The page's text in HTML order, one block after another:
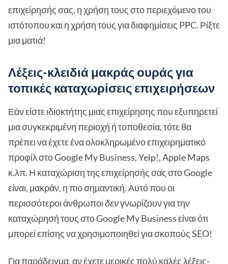
επιχείρησής σας, η χρήση τους στο περιεχόμενο του
ιστότοπου και η χρήση τους για διαφημίσεις PPC. Ρίξτε
μια ματιά!
Λέξεις-κλειδιά μακράς ουράς για
τοπικές καταχωρίσεις επιχειρήσεων
Εάν είστε ιδιοκτήτης μιας επιχείρησης που εξυπηρετεί
μια συγκεκριμένη περιοχή ή τοποθεσία, τότε θα
πρέπει να έχετε ένα ολοκληρωμένο επιχειρηματικό
προφίλ στο Google My Business, Yelp!, Apple Maps
κ.λπ. Η καταχώριση της επιχείρησής σας στο Google
είναι, μακράν, η πιο σημαντική. Αυτό που οι
περισσότεροι άνθρωποιδενγνωρίζουν για την
καταχώρησή τους στο Google My Business είναι ότι
μπορεί επίσης να χρησιμοποιηθεί για σκοπούς SEO!
Για παράδειγμα, αν έχετε μερικές πολύ καλές λέξεις-